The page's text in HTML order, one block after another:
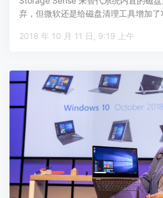
弃，但微软还是给磁盘清理工具增加
2018 年 10 月 11 日, 9:19 上午